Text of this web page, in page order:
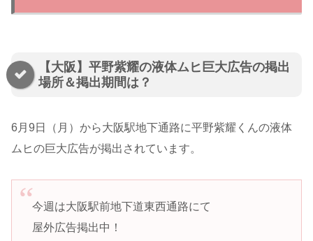
【大阪】平野紫耀の液体ムヒ巨大広告の掲出
場所＆掲出期間は？
6月9日（月）から大阪駅地下通路に平野紫耀くんの液体
ムヒの巨大広告が掲出されています。
今週は大阪駅前地下道東西通路にて
屋外広告掲出中！